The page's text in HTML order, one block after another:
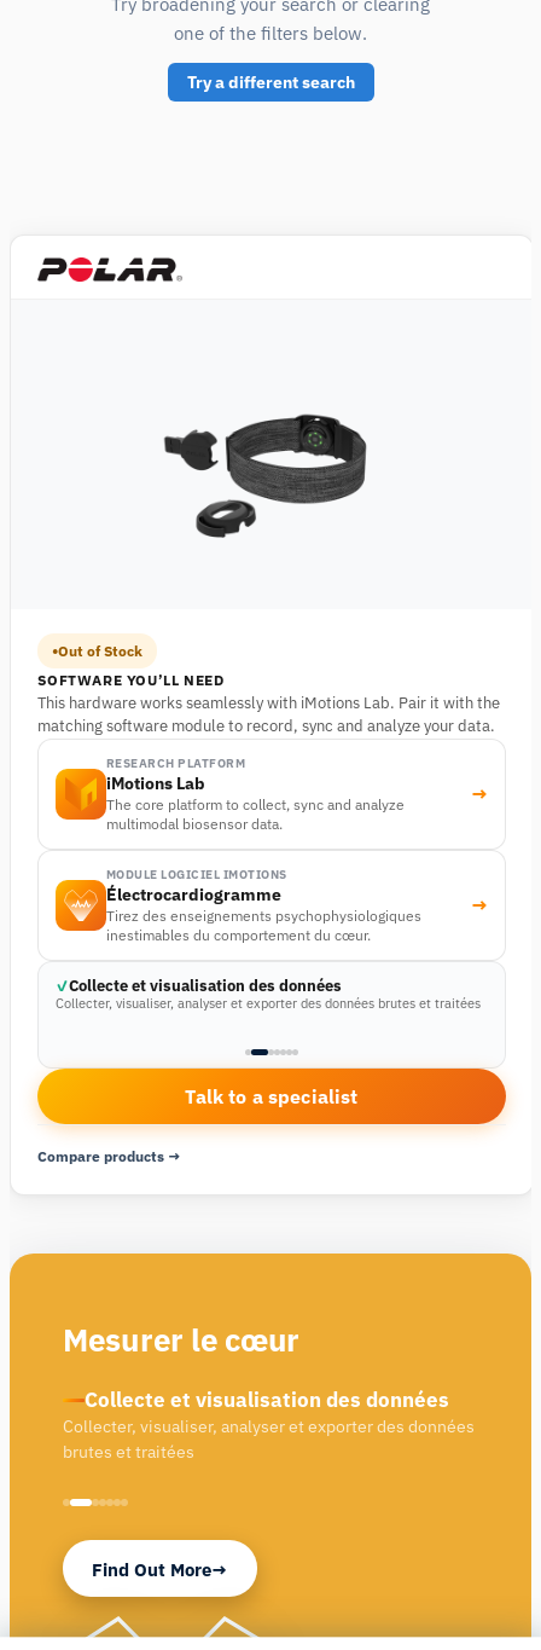
one of the filters below.
Try a different search
Out of Stock
SOFTWARE YOU’LL NEED
This hardware works seamlessly with iMotions Lab. Pair it with the
matching software module to record, sync and analyze your data.
RESEARCH PLATFORM
iMotions Lab
The core platform to collect, sync and analyze
multimodal biosensor data.
→
MODULE LOGICIEL IMOTIONS
Électrocardiogramme
Tirez des enseignements psychophysiologiques
inestimables du comportement du cœur.
→
Collecte et visualisation des données
Collecter, visualiser, analyser et exporter des données brutes et traitées
Talk to a specialist
Compare products →
Mesurer le cœur
Collecte et visualisation des données
Collecter, visualiser, analyser et exporter des données
brutes et traitées
Find Out More